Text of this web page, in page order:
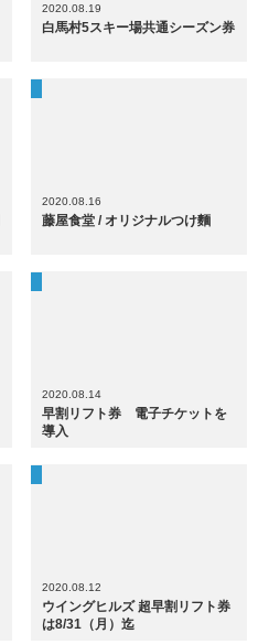
2020.08.19
白馬村5スキー場共通シーズン券
2020.08.16
藤屋食堂 / オリジナルつけ麵
2020.08.14
早割リフト券 電子チケットを
導入
2020.08.12
ウイングヒルズ 超早割リフト券
は8/31（月）迄